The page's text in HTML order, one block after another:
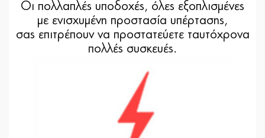
Οι πολλαπλές υποδοχές, όλες εξοπλισμένες
με ενισχυμένη προστασία υπέρτασης,
σας επιτρέπουν να προστατεύετε ταυτόχρονα
πολλές συσκευές.